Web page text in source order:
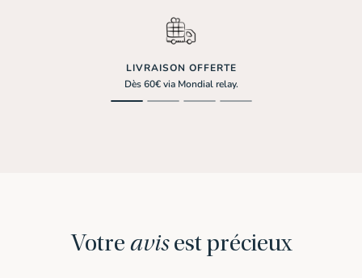
LIVRAISON OFFERTE
Dès 60€ via Mondial relay.
Votre avisest précieux